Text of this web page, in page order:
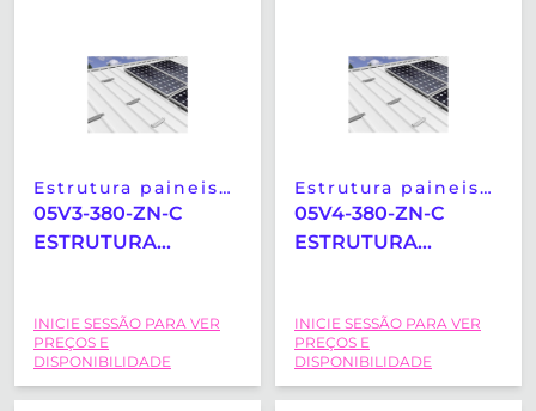
Estrutura paineis
solares
05V3-380-ZN-C
ESTRUTURA
VERTICAL SUNFER
(2400X1350MM)
INICIE SESSÃO PARA VER
PREÇOS E
DISPONIBILIDADE
Estrutura paineis
solares
05V4-380-ZN-C
ESTRUTURA
MICRORAIL SUNFER
(2400X1350MM)
INICIE SESSÃO PARA VER
PREÇOS E
DISPONIBILIDADE